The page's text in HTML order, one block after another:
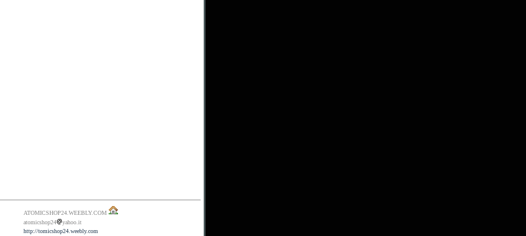
ATOMICSHOP24.WEEBLY.COM
atomicshop24
yahoo.it
http://tomicshop24.weebly.com